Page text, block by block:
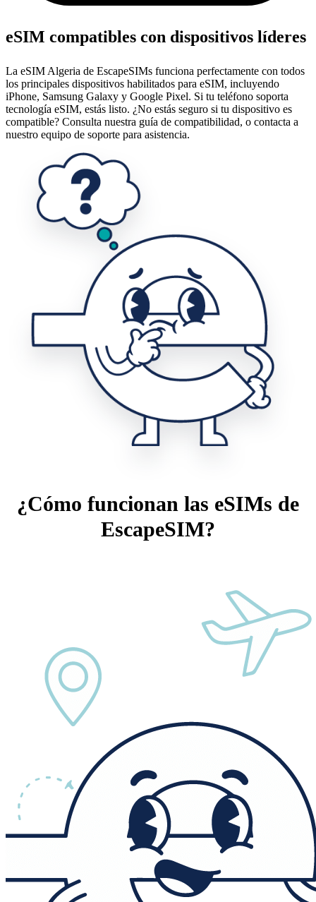
eSIM compatibles con dispositivos líderes
La eSIM Algeria de EscapeSIMs funciona perfectamente con todos
los principales dispositivos habilitados para eSIM, incluyendo
iPhone, Samsung Galaxy y Google Pixel. Si tu teléfono soporta
tecnología eSIM, estás listo. ¿No estás seguro si tu dispositivo es
compatible? Consulta nuestra guía de compatibilidad, o contacta a
nuestro equipo de soporte para asistencia.
¿Cómo funcionan las eSIMs de
EscapeSIM?